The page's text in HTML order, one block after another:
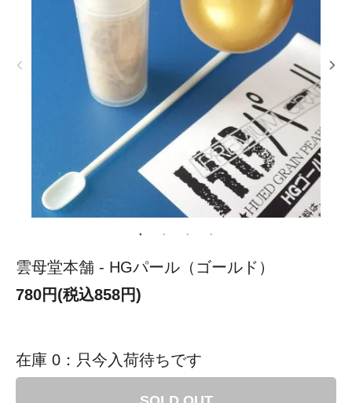
雲母堂本舗 - HGパール（ゴールド）
780円(税込858円)
在庫 0：只今入荷待ちです